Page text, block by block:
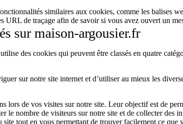
similaires aux cookies, comme les balises
URL de traçage afin de savoir si vous avez ouvert un
sur maison-argousier.fr
des cookies qui peuvent être classés en quatre
sur notre site internet et d’utiliser au mieux les
lors de vos visites sur notre site. Leur objectif est de
le nombre de visiteurs sur notre site et de collecter des
tout en vous permettant de trouver facilement ce que